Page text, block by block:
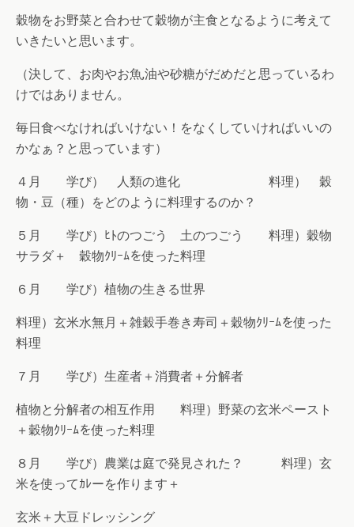
穀物をお野菜と合わせて穀物が主食となるように考えて
いきたいと思います。
（決して、お肉やお魚,油や砂糖がだめだと思っているわ
けではありません。
毎日食べなければいけない！をなくしていければいいの
かなぁ？と思っています）
４月 学び） 人類の進化 料理） 穀
物・豆（種）をどのように料理するのか？
５月 学び）ﾋﾄのつごう 土のつごう 料理）穀物
サラダ＋ 穀物ｸﾘｰﾑを使った料理
６月 学び）植物の生きる世界
料理）玄米水無月＋雑穀手巻き寿司＋穀物ｸﾘｰﾑを使った
料理
７月 学び）生産者＋消費者＋分解者
植物と分解者の相互作用 料理）野菜の玄米ペースト
＋穀物ｸﾘｰﾑを使った料理
８月 学び）農業は庭で発見された？ 料理）玄
米を使ってｶﾚーを作ります＋
玄米＋大豆ドレッシング